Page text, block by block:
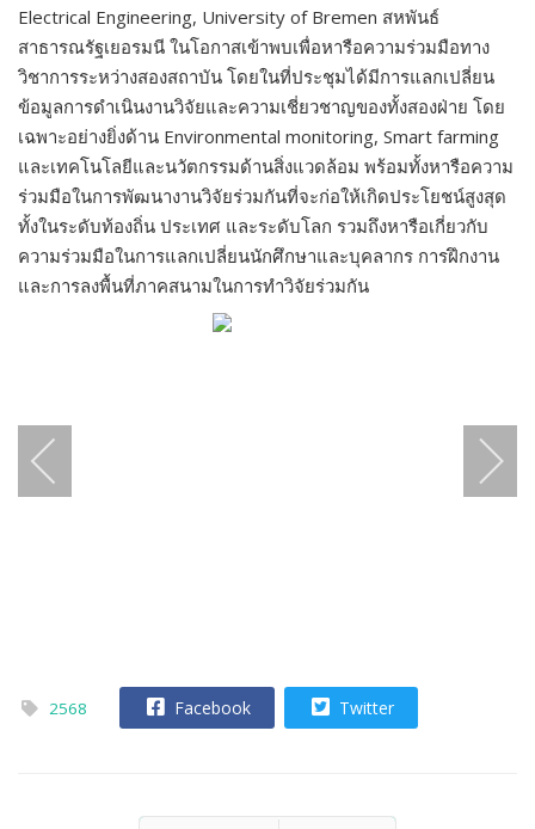
Electrical Engineering, University of Bremen สหพันธ์
สาธารณรัฐเยอรมนี ในโอกาสเข้าพบเพื่อหารือความร่วมมือทาง
วิชาการระหว่างสองสถาบัน โดยในที่ประชุมได้มีการแลกเปลี่ยน
ข้อมูลการดำเนินงานวิจัยและความเชี่ยวชาญของทั้งสองฝ่าย โดย
เฉพาะอย่างยิ่งด้าน Environmental monitoring, Smart farming
และเทคโนโลยีและนวัตกรรมด้านสิ่งแวดล้อม พร้อมทั้งหารือความ
ร่วมมือในการพัฒนางานวิจัยร่วมกันที่จะก่อให้เกิดประโยชน์สูงสุด
ทั้งในระดับท้องถิ่น ประเทศ และระดับโลก รวมถึงหารือเกี่ยวกับ
ความร่วมมือในการแลกเปลี่ยนนักศึกษาและบุคลากร การฝึกงาน
และการลงพื้นที่ภาคสนามในการทำวิจัยร่วมกัน
2568 Facebook Twitter